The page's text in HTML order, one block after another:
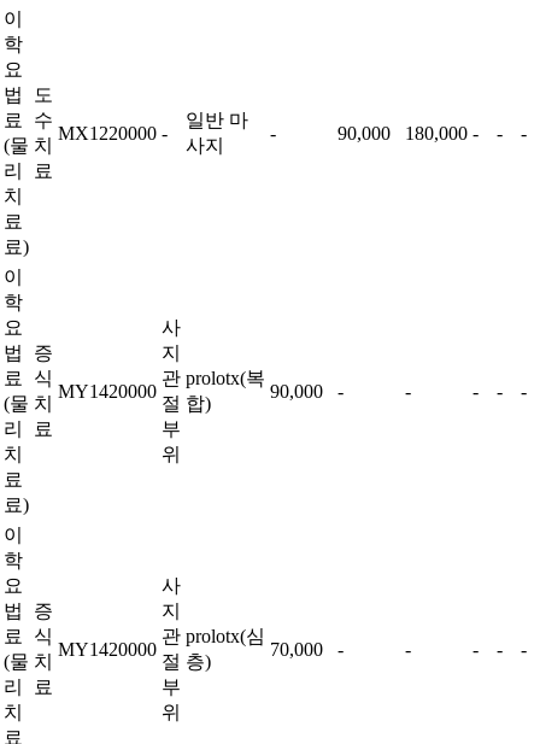
이
학
요
법
료
(물
리
치
료
료)
도
수
치
료
MX1220000 -
일반 마
사지
- 90,000 180,000 - - -
이
학
요
법
료
(물
리
치
료
료)
증
식
치
료
MY1420000
사
지
관
절
부
위
prolotx(복
합)
90,000 - - - - -
이
학
요
법
료
(물
리
치
료
증
식
치
료
MY1420000
사
지
관
절
부
위
prolotx(심
층)
70,000 - - - - -